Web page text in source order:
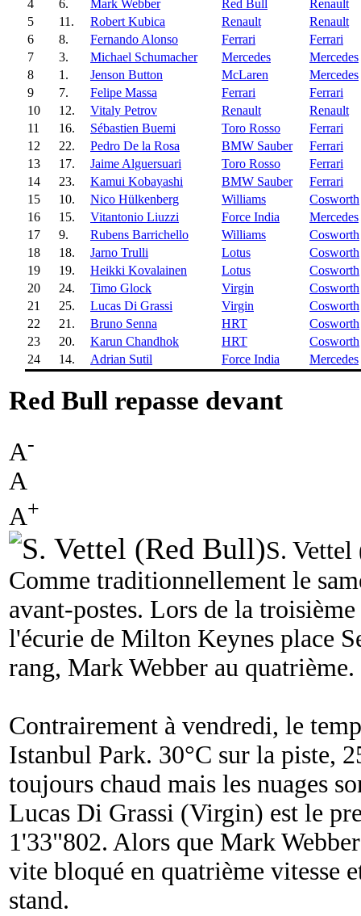
4
6. Mark Webber Red Bull
Renault
5
11. Robert Kubica Renault
Renault
6
8. Fernando Alonso Ferrari
Ferrari
7
3. Michael Schumacher Mercedes
Mercedes
8
1. Jenson Button McLaren
Mercedes
9
7. Felipe Massa Ferrari
Ferrari
10
12. Vitaly Petrov Renault
Renault
11
16. Sébastien Buemi Toro Rosso
Ferrari
12
22. Pedro De la Rosa BMW Sauber
Ferrari
13
17. Jaime Alguersuari Toro Rosso
Ferrari
14
23. Kamui Kobayashi BMW Sauber
Ferrari
15
10. Nico Hülkenberg Williams
Cosworth
16
15. Vitantonio Liuzzi Force India
Mercedes
17
9. Rubens Barrichello Williams
Cosworth
18
18. Jarno Trulli Lotus
Cosworth
19
19. Heikki Kovalainen Lotus
Cosworth
20
24. Timo Glock Virgin
Cosworth
21
25. Lucas Di Grassi Virgin
Cosworth
22
21. Bruno Senna HRT
Cosworth
23
20. Karun Chandhok HRT
Cosworth
24
14. Adrian Sutil Force India Mercedes
Red Bull repasse devant
A-
A
A+
S.
Comme traditionnellement le
avant-postes. Lors de la troisième
l'écurie de Milton Keynes place
rang, Mark Webber au quatrième.
Contrairement à vendredi, le
Istanbul Park. 30°C sur la piste,
toujours chaud mais les nuages
Lucas Di Grassi (Virgin) est le
1'33"802. Alors que Mark
vite bloqué en quatrième vitesse
stand.